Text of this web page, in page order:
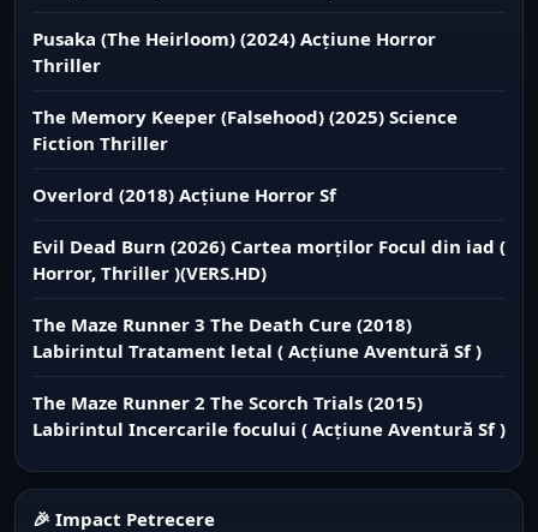
Pusaka (The Heirloom) (2024) Acțiune Horror
Thriller
The Memory Keeper (Falsehood) (2025) Science
Fiction Thriller
Overlord (2018) Acțiune Horror Sf
Evil Dead Burn (2026) Cartea morților Focul din iad (
Horror, Thriller )(VERS.HD)
The Maze Runner 3 The Death Cure (2018)
Labirintul Tratament letal ( Acțiune Aventură Sf )
The Maze Runner 2 The Scorch Trials (2015)
Labirintul Incercarile focului ( Acțiune Aventură Sf )
🎉 Impact Petrecere